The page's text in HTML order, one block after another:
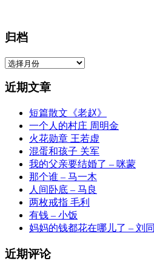
归档
归
近期文章
短篇散文《老赵》
一个人的村庄 周明金
火花勋章 王若虚
混蛋和孩子 关军
我的父亲要结婚了 – 咪蒙
那个谁 – 马一木
人间卧底 – 马良
两枚戒指 毛利
有钱 – 小饭
妈妈的钱都花在哪儿了 – 刘同
近期评论